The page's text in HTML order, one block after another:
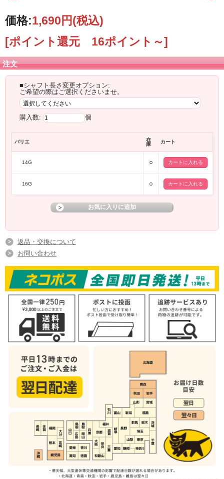
価格:1,690円(税込)
[ポイント還元 16ポイント～]
注文
■シャフト長さ変更オプション:
ご希望の際はご選択くださいませ。
購入数: 個
バリエ
在
庫
カート
14G ○
16G ○
返品・交換について
お問い合わせ